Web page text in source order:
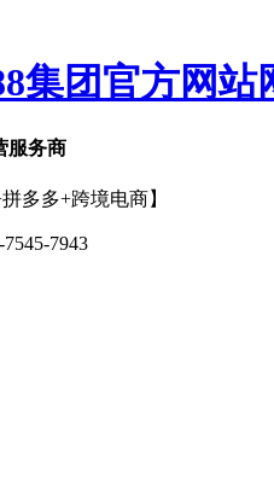
服务商
多多+跨境电商】
7545-7943